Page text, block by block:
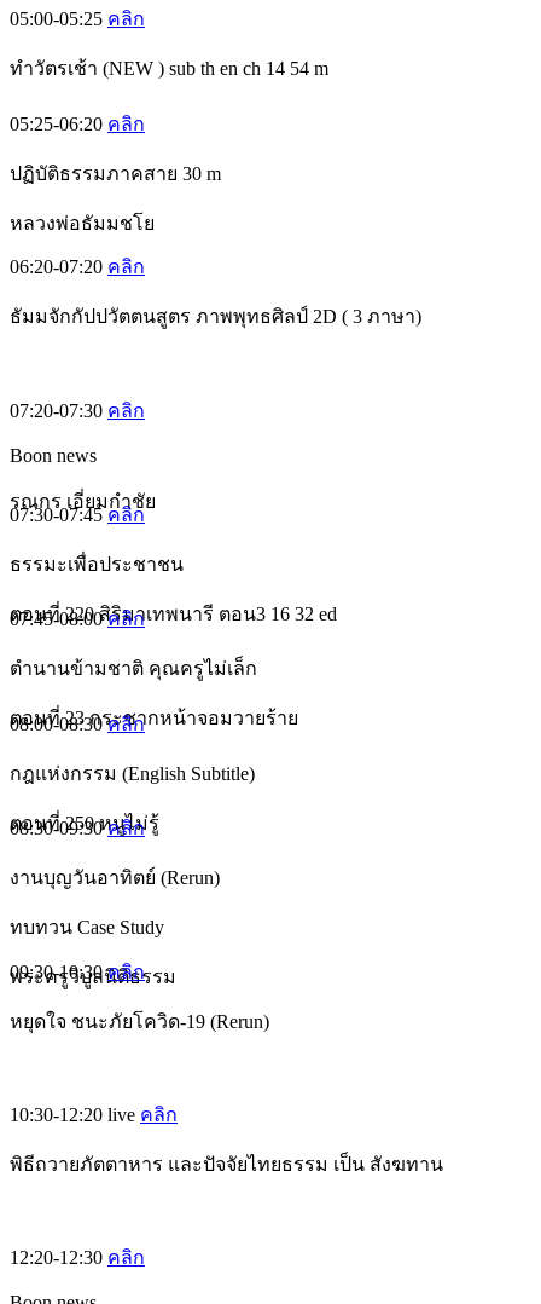
05:00-05:25 คลิก
ทำวัตรเช้า (NEW ) sub th en ch 14 54 m
05:25-06:20 คลิก
ปฏิบัติธรรมภาคสาย 30 m
หลวงพ่อธัมมชโย
06:20-07:20 คลิก
ธัมมจักกัปปวัตตนสูตร ภาพพุทธศิลป์ 2D ( 3 ภาษา)
07:20-07:30 คลิก
Boon news
รณกร เอี่ยมกำชัย
07:30-07:45คลิก
ธรรมะเพื่อประชาชน
ตอนที่ 220 สิริมาเทพนารี ตอน3 16 32 ed
07:45-08:00คลิก
ตำนานข้ามชาติ คุณครูไม่เล็ก
ตอนที่ 23 กระชากหน้าจอมวายร้าย
08:00-08:30คลิก
กฎแห่งกรรม (English Subtitle)
ตอนที่ 250 หนูไม่รู้
08:30-09:30คลิก
งานบุญวันอาทิตย์ (Rerun)
ทบทวน Case Study
พระครูวิบูลนิติธรรม
09:30-10:30คลิก
หยุดใจ ชนะภัยโควิด-19 (Rerun)
10:30-12:20 live คลิก
พิธีถวายภัตตาหาร และปัจจัยไทยธรรม เป็น สังฆทาน
12:20-12:30 คลิก